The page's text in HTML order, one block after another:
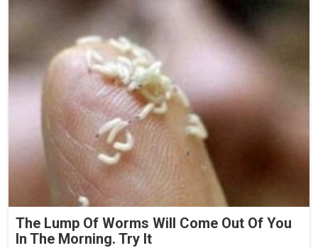
The Lump Of Worms Will Come Out Of You
In The Morning. Try It